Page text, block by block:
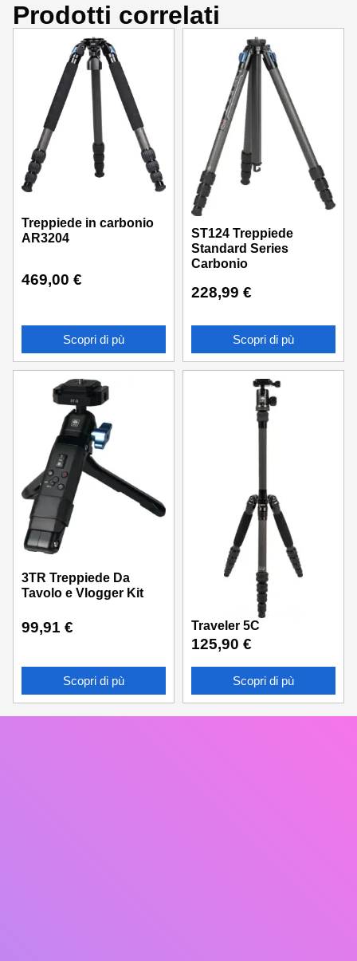
Prodotti correlati
Treppiede in carbonio
AR3204
469,00 €
Scopri di pù
ST124 Treppiede
Standard Series
Carbonio
228,99 €
Scopri di pù
3TR Treppiede Da
Tavolo e Vlogger Kit
99,91 €
Scopri di pù
Traveler 5C
125,90 €
Scopri di pù